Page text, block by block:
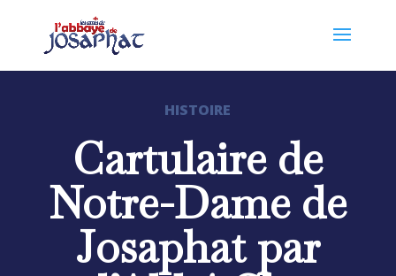
HISTOIRE
Cartulaire de
Notre-Dame de
Josaphat par